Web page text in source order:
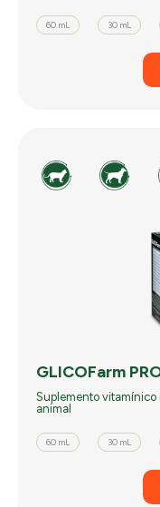
60 mL 30 mL
GLICOFarm
Suplemento vitamínico
animal
60 mL 30 mL